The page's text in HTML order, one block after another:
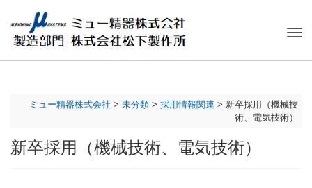
ナ
ゲ
ョ
ミュー精器株式会社 > 未分類> 採用情報関連 > 新卒採用（機械技
術、電気技術）
新卒採用（機械技術、電気技術）